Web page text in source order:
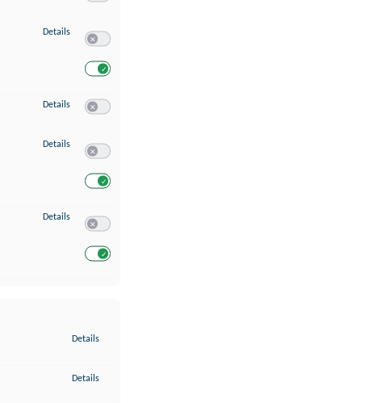
Details zu Messung der Werbeleistung
Details zu Messung der Performance von Inhalten
Details zu Analyse von Zielgruppen durch Statistiken oder Kombinationen von
Details zu Entwicklung und Verbesserung der Angebote
Details
Details